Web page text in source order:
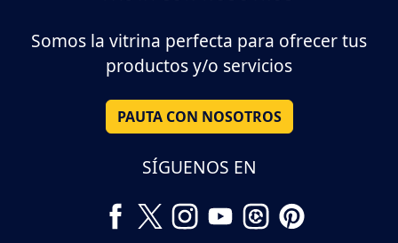
Somos la vitrina perfecta para ofrecer tus
productos y/o servicios
PAUTA CON NOSOTROS
SÍGUENOS EN